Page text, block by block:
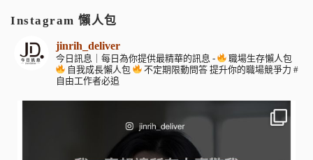
Instagram 懶人包
jinrih_deliver
今日訊息｜每日為你提供最精華的訊息 -
職場生存懶人包
自我成長懶人包
不定期限動問答 提升你的職場競爭力 #
自由工作者必追